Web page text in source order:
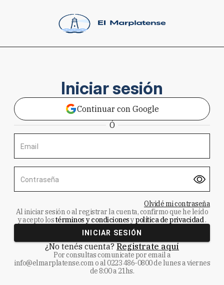
Iniciar sesión
Continuar con Google
Ó
Email
Contraseña
Olvidé mi contraseña
Al iniciar sesión o al registrar la cuenta, confirmo que he leído
y acepto lostérminos y condicionesypolítica de privacidad.
INICIAR SESIÓN
¿No tenés cuenta? Registrate aquí
Por consultas comunicate por email a
info@elmarplatense.como al0223 486-0800de lunes a viernes
de 8:00 a 21hs.